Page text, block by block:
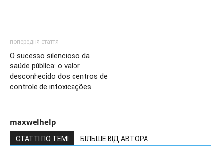
попередня стаття
O sucesso silencioso da
saúde pública: o valor
desconhecido dos centros de
controle de intoxicações
maxwelhelp
СТАТТІ ПО ТЕМІ БІЛЬШЕ ВІД АВТОРА